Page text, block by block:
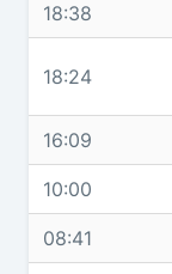
18:38
18:24
16:09
10:00
08:41